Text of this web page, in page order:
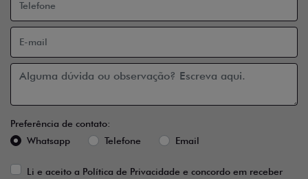
Preferência de contato:
Whatsapp
Telefone Email
Li e aceito a Política de Privacidade e concordo em receber